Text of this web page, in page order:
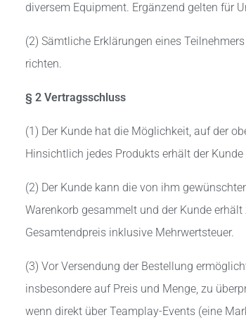
diversem Equipment. Ergänzend gelten für
(2) Sämtliche Erklärungen eines
richten.
§ 2 Vertragsschluss
(1) Der Kunde hat die Möglichkeit, auf der
Hinsichtlich jedes Produkts erhält der
(2) Der Kunde kann die von ihm
Warenkorb gesammelt und der Kunde
Gesamtendpreis inklusive Mehrwertsteuer.
(3) Vor Versendung der Bestellung
insbesondere auf Preis und Menge, zu
wenn direkt über Teamplay-Events (eine